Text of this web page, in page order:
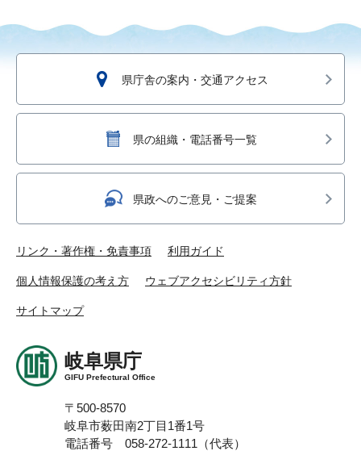
県庁舎の案内・交通アクセス
県の組織・電話番号一覧
県政へのご意見・ご提案
リンク・著作権・免責事項 利用ガイド
個人情報保護の考え方 ウェブアクセシビリティ方針
サイトマップ
岐阜県庁
GIFU Prefectural Office
〒500-8570
岐阜市薮田南2丁目1番1号
電話番号 058-272-1111（代表）